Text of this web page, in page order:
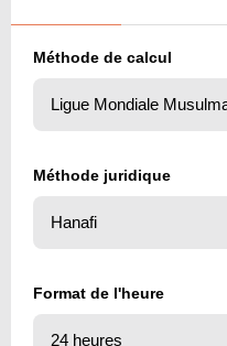
Méthode de calcul
Méthode juridique
Format de l'heure